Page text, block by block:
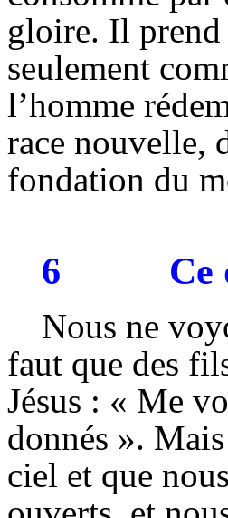
gloire. Il
seulement
l’homme
race nouvelle,
fondation du
6 Ce
Nous ne
faut que des
Jésus : « Me
donnés ».
ciel et que